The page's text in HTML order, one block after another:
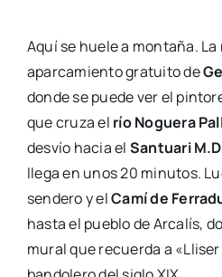
Aquí se huele a montaña.
aparcamiento gratuito de
donde se puede ver el
que cruza el río Noguera
desvío hacia el Santuari
llega en unos 20 minutos.
sendero y elCamí de
hasta el pueblo de Arcalís,
mural que recuerda a «Lliser